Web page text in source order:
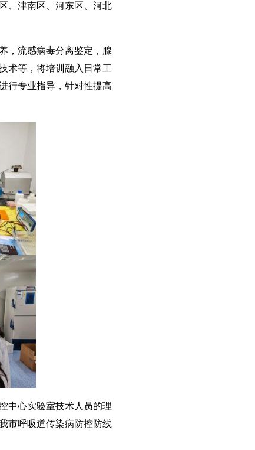
、津南区、河东区、河北
，流感病毒分离鉴定，腺
术等，将培训融入日常工
行专业指导，针对性提高
中心实验室技术人员的理
市呼吸道传染病防控防线